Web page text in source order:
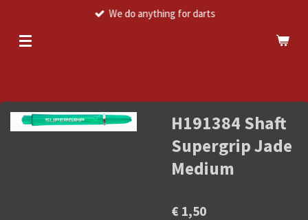
naar
We do anything for darts
H191384 Shaft
Supergrip Jade
Medium
€ 1,50